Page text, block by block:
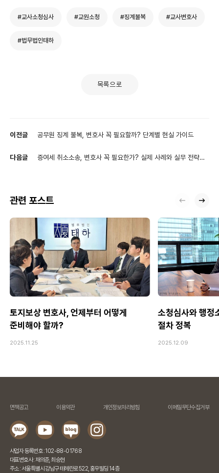
#교사소청심사 #교원소청 #징계불복 #교사변호사
#법무법인태하
목록으로
이전글 공무원 징계 불복, 변호사 꼭 필요할까? 단계별 현실 가이드
다음글
증여세 취소소송, 변호사 꼭 필요한가? 실제 사례와 실무 전략
관련 포스트
토지보상 변호사, 언제부터 어떻게
준비해야 할까?
2025.11.25
소청심사와 행정
절차 정복
2025.12.09
면책공고 이용약관 개인정보처리방침 이메일무단수집거부
사업자 등록번호 : 102-88-01768
대표변호사 : 채의준, 최승현
주소 : 서울특별시 강남구 테헤란로 522, 홍우빌딩 14층